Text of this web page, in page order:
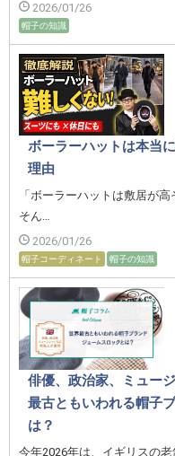
2026/01/26
帽子の知識
ボーラーハットは本当
理由
「ボーラーハットは敷居が
そん…
2026/01/26
帽子コーディネート 帽子の知識
俳優、政治家、ミュー
最古ともいわれる帽子
は？
今年2026年は、イギリスの